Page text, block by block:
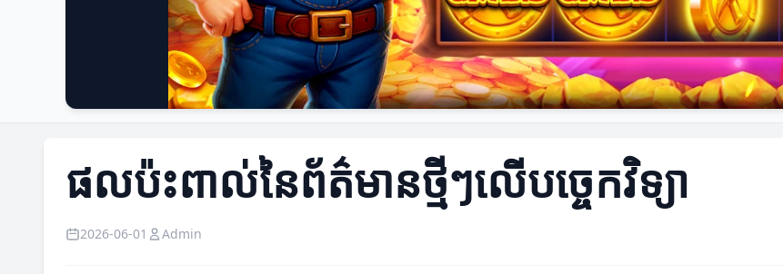
ផលប៉ះពាល់នៃព័ត៌មានថ្មីៗលើបច្ចេកវិទ្យា
2026-06-01 Admin